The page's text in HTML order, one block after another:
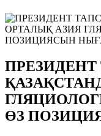
ӨЗ